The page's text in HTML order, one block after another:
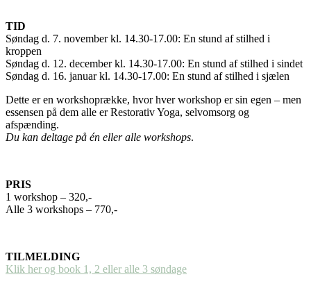
TID
Søndag d. 7. november kl. 14.30-17.00: En stund af stilhed i
kroppen
Søndag d. 12. december kl. 14.30-17.00: En stund af stilhed i sindet
Søndag d. 16. januar kl. 14.30-17.00: En stund af stilhed i sjælen
Dette er en workshoprække, hvor hver workshop er sin egen – men
essensen på dem alle er Restorativ Yoga, selvomsorg og
afspænding.
Du kan deltage på én eller alle workshops.
PRIS
1 workshop – 320,-
Alle 3 workshops – 770,-
TILMELDING
Klik her og book 1, 2 eller alle 3 søndage